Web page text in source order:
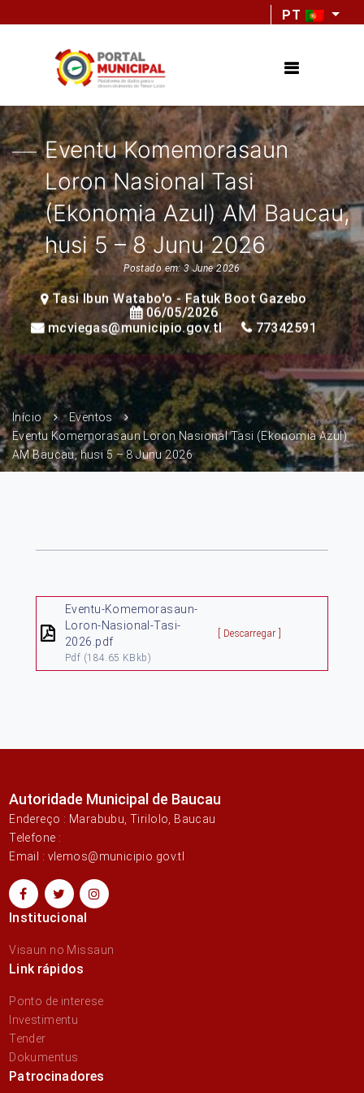
PT
Eventu Komemorasaun
Loron Nasional Tasi
(Ekonomia Azul) AM Baucau,
husi 5 – 8 Junu 2026
Postado em: 3 June 2026
Tasi Ibun Watabo'o - Fatuk Boot Gazebo
06/05/2026
mcviegas@municipio.gov.tl
77342591
Início
Eventos
Eventu Komemorasaun Loron Nasional Tasi (Ekonomia Azul)
AM Baucau, husi 5 – 8 Junu 2026
Eventu-Komemorasaun-
Loron-Nasional-Tasi-
2026.pdf
Pdf (184.65 KBkb)
[ Descarregar ]
Autoridade Municipal de Baucau
Endereço : Marabubu, Tirilolo, Baucau
Telefone :
Email : vlemos@municipio.gov.tl
Institucional
Visaun no Missaun
Link rápidos
Ponto de interese
Investimentu
Tender
Dokumentus
Patrocinadores